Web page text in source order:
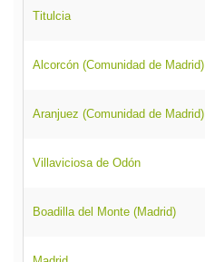
Titulcia
Alcorcón (Comunidad de Madrid)
Aranjuez (Comunidad de Madrid)
Villaviciosa de Odón
Boadilla del Monte (Madrid)